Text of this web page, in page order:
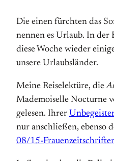
Die einen fürchten das
nennen es Urlaub. In der
diese Woche wieder
unsere Urlaubsländer.
Meine Reiselektüre, die
Mademoiselle Nocturne
gelesen. Ihrer
nur anschließen, ebenso
08/15-